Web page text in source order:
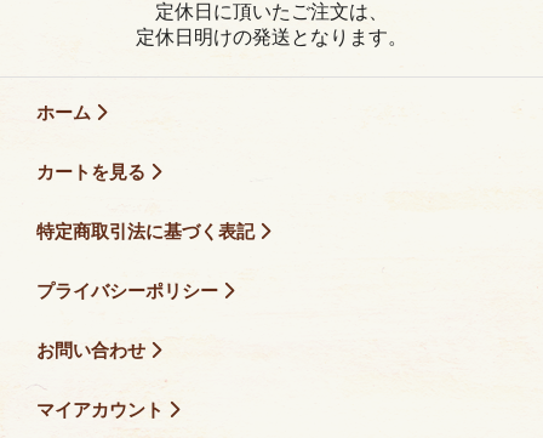
定休日に頂いたご注文は、
定休日明けの発送となります。
ホーム
カートを見る
特定商取引法に基づく表記
プライバシーポリシー
お問い合わせ
マイアカウント